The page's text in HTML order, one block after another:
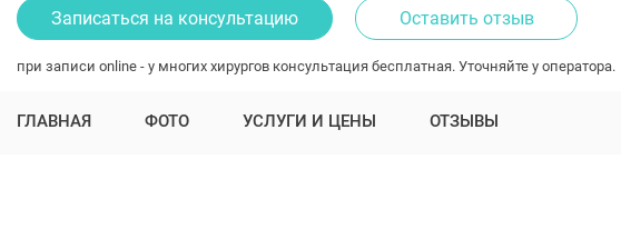
Записаться на консультацию Оставить отзыв
при записи online - у многих хирургов консультация бесплатная. Уточняйте у оператора.
ГЛАВНАЯ ФОТО УСЛУГИ И ЦЕНЫ ОТЗЫВЫ